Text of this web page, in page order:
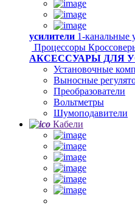
усилители 1-канальные
Процессоры
АКСЕССУАРЫ ДЛЯ
Установочные
Выносные
Преобразователи
Вольтметры
Шумоподавители
Кабели